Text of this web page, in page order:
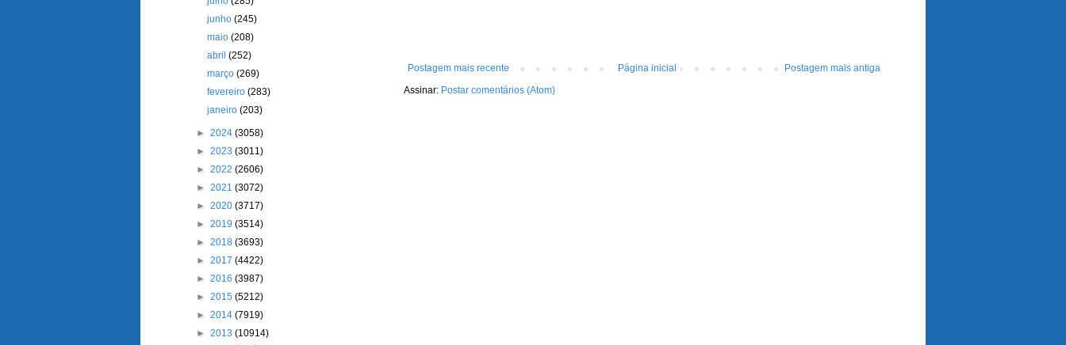
Postagem mais recente Postagem mais antiga
Página inicial
Assinar: Postar comentários (Atom)
junho(245)
maio(208)
abril(252)
março(269)
fevereiro(283)
janeiro(203)
► 2024 (3058)
► 2023 (3011)
► 2022 (2606)
► 2021 (3072)
► 2020 (3717)
► 2019 (3514)
► 2018 (3693)
► 2017 (4422)
► 2016 (3987)
► 2015 (5212)
► 2014 (7919)
► 2013 (10914)